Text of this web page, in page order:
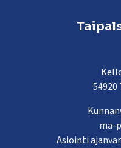
54920
ma-
Asiointi